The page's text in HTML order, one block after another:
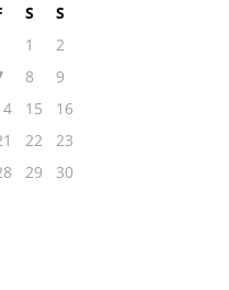
S
S
1
2
8
9
15
16
22
23
29
30